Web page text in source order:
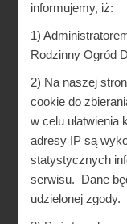
informujemy, iż:
1)
Rodzinny Ogród
2) Na naszej
cookie do
w celu
adresy IP są
statystycznych
serwisu. Dane
udzielonej zgody.